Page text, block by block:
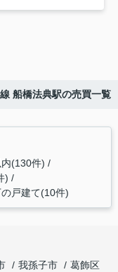
船橋法典駅の売買一覧
(130件)
)
戸建て(10件)
我孫子市
葛飾区